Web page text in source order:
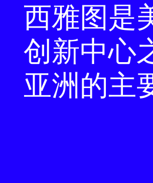
西雅图是
创新中心
亚洲的主